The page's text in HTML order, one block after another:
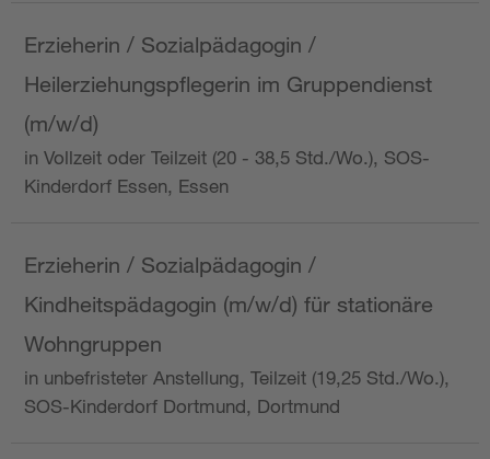
Erzieherin / Sozialpädagogin /
Heilerziehungspflegerin im Gruppendienst
(m/w/d)
in Vollzeit oder Teilzeit (20 - 38,5 Std./Wo.), SOS-
Kinderdorf Essen, Essen
Erzieherin / Sozialpädagogin /
Kindheitspädagogin (m/w/d) für stationäre
Wohngruppen
in unbefristeter Anstellung, Teilzeit (19,25 Std./Wo.),
SOS-Kinderdorf Dortmund, Dortmund